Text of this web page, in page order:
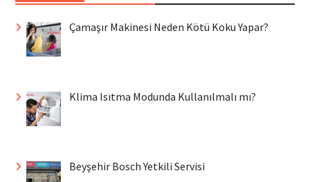
Çamaşır Makinesi Neden Kötü Koku Yapar?
Klima Isıtma Modunda Kullanılmalı mı?
Beyşehir Bosch Yetkili Servisi